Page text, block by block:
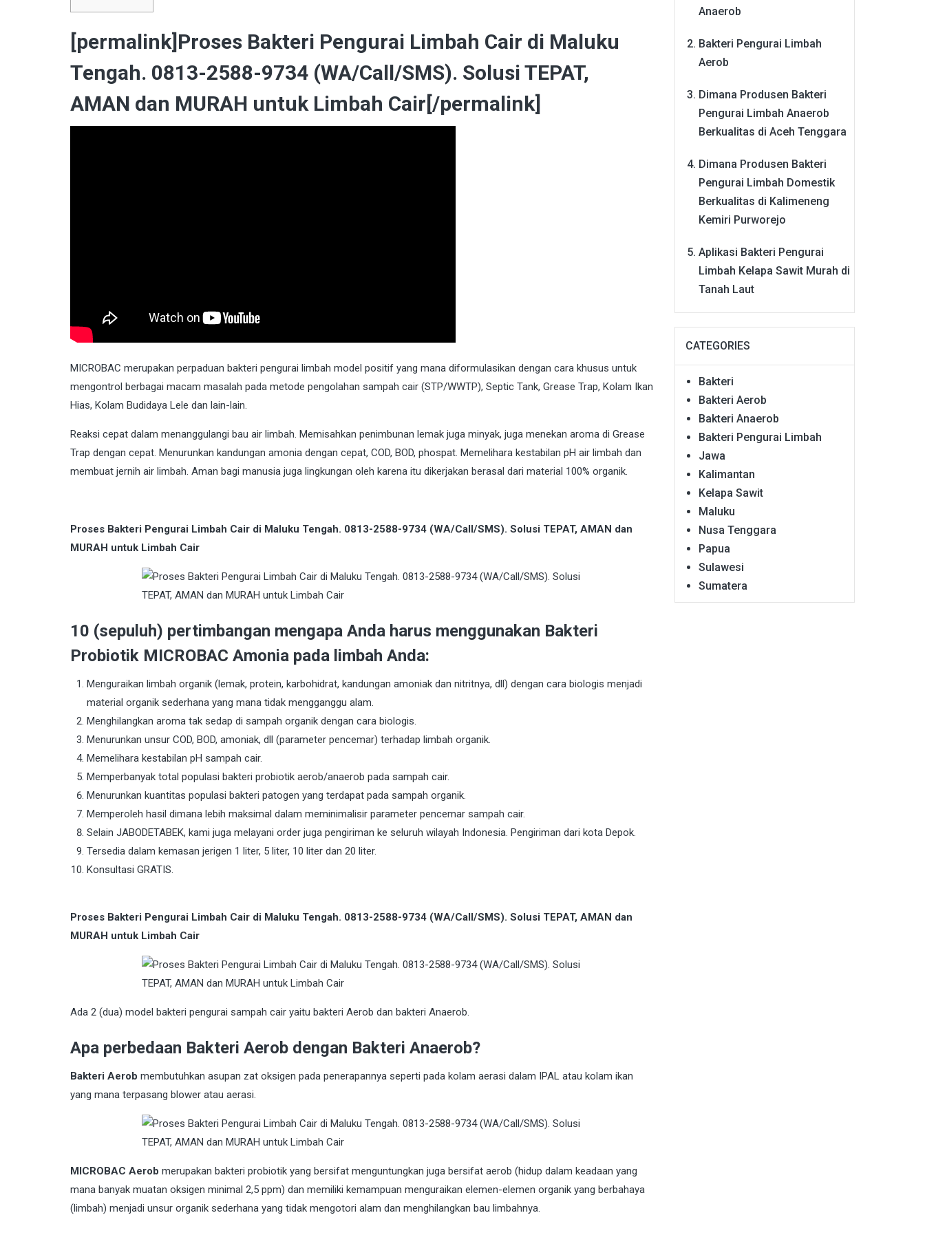
[permalink]Proses Bakteri Pengurai Limbah Cair di Maluku
Tengah. 0813-2588-9734 (WA/Call/SMS). Solusi TEPAT,
AMAN dan MURAH untuk Limbah Cair[/permalink]
MICROBAC merupakan perpaduan bakteri pengurai limbah model positif yang mana diformulasikan dengan cara khusus untuk
mengontrol berbagai macam masalah pada metode pengolahan sampah cair (STP/WWTP), Septic Tank, Grease Trap, Kolam Ikan
Hias, Kolam Budidaya Lele dan lain-lain.
Reaksi cepat dalam menanggulangi bau air limbah. Memisahkan penimbunan lemak juga minyak, juga menekan aroma di Grease
Trap dengan cepat. Menurunkan kandungan amonia dengan cepat, COD, BOD, phospat. Memelihara kestabilan pH air limbah dan
membuat jernih air limbah. Aman bagi manusia juga lingkungan oleh karena itu dikerjakan berasal dari material 100% organik.
Proses Bakteri Pengurai Limbah Cair di Maluku Tengah. 0813-2588-9734 (WA/Call/SMS). Solusi TEPAT, AMAN dan
MURAH untuk Limbah Cair
10 (sepuluh) pertimbangan mengapa Anda harus menggunakan Bakteri
Probiotik MICROBAC Amonia pada limbah Anda:
Menguraikan limbah organik (lemak, protein, karbohidrat, kandungan amoniak dan nitritnya, dll) dengan cara biologis menjadi
material organik sederhana yang mana tidak mengganggu alam.
Menghilangkan aroma tak sedap di sampah organik dengan cara biologis.
Menurunkan unsur COD, BOD, amoniak, dll (parameter pencemar) terhadap limbah organik.
Memelihara kestabilan pH sampah cair.
Memperbanyak total populasi bakteri probiotik aerob/anaerob pada sampah cair.
Menurunkan kuantitas populasi bakteri patogen yang terdapat pada sampah organik.
Memperoleh hasil dimana lebih maksimal dalam meminimalisir parameter pencemar sampah cair.
Selain JABODETABEK, kami juga melayani order juga pengiriman ke seluruh wilayah Indonesia. Pengiriman dari kota Depok.
Tersedia dalam kemasan jerigen 1 liter, 5 liter, 10 liter dan 20 liter.
Konsultasi GRATIS.
Proses Bakteri Pengurai Limbah Cair di Maluku Tengah. 0813-2588-9734 (WA/Call/SMS). Solusi TEPAT, AMAN dan
MURAH untuk Limbah Cair
Ada 2 (dua) model bakteri pengurai sampah cair yaitu bakteri Aerob dan bakteri Anaerob.
Apa perbedaan Bakteri Aerob dengan Bakteri Anaerob?
Bakteri Aerob membutuhkan asupan zat oksigen pada penerapannya seperti pada kolam aerasi dalam IPAL atau kolam ikan
yang mana terpasang blower atau aerasi.
MICROBAC Aerob merupakan bakteri probiotik yang bersifat menguntungkan juga bersifat aerob (hidup dalam keadaan yang
mana banyak muatan oksigen minimal 2,5 ppm) dan memiliki kemampuan menguraikan elemen-elemen organik yang berbahaya
(limbah) menjadi unsur organik sederhana yang tidak mengotori alam dan menghilangkan bau limbahnya.
Anaerob
Bakteri Pengurai Limbah
Aerob
Dimana Produsen Bakteri
Pengurai Limbah Anaerob
Berkualitas di Aceh Tenggara
Dimana Produsen Bakteri
Pengurai Limbah Domestik
Berkualitas di Kalimeneng
Kemiri Purworejo
Aplikasi Bakteri Pengurai
Limbah Kelapa Sawit Murah di
Tanah Laut
CATEGORIES
Bakteri
Bakteri Aerob
Bakteri Anaerob
Bakteri Pengurai Limbah
Jawa
Kalimantan
Kelapa Sawit
Maluku
Nusa Tenggara
Papua
Sulawesi
Sumatera